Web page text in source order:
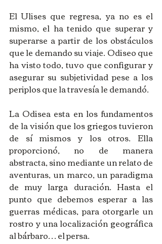
El Ulises que regresa, ya no es el
mismo, el ha tenido que superar y
superarse a partir de los obstáculos
que le demando su viaje. Odiseo que
ha visto todo, tuvo que configurar y
asegurar su subjetividad pese a los
periplos que la travesía le demandó.
La Odisea esta en los fundamentos
de la visión que los griegos tuvieron
de sí mismos y los otros. Ella
proporcionó, no de manera
abstracta, sino mediante un relato de
aventuras, un marco, un paradigma
de muy larga duración. Hasta el
punto que debemos esperar a las
guerras médicas, para otorgarle un
rostro y una localización geográfica
al bárbaro… el persa.